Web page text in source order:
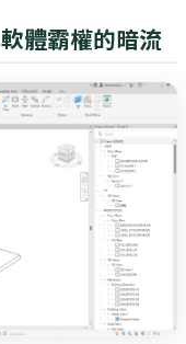
體霸權的暗流